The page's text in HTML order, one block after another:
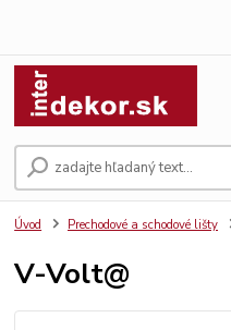
Úvod Prechodové a schodové lišty
V-Volt@